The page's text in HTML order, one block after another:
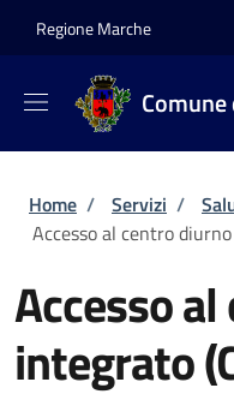
Regione Marche
Briciole di
Home / Servizi /
Accesso al centro
Accesso
integrato